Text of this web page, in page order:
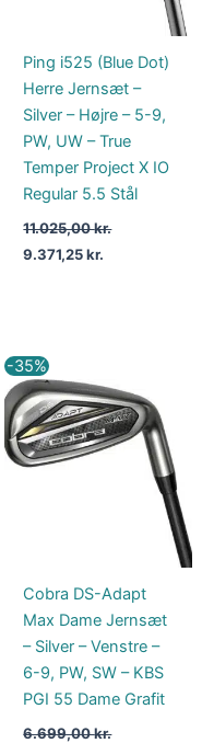
Ping i525 (Blue Dot)
Herre Jernsæt –
Silver – Højre – 5-9,
PW, UW – True
Temper Project X IO
Regular 5.5 Stål
11.025,00kr.
9.371,25kr.
-35%
Cobra DS-Adapt
Max Dame Jernsæt
– Silver – Venstre –
6-9, PW, SW – KBS
PGI 55 Dame Grafit
6.699,00kr.
Den
oprindelige
pris
var:
6.699,00 kr..
pris
er:
4.354,00 kr..